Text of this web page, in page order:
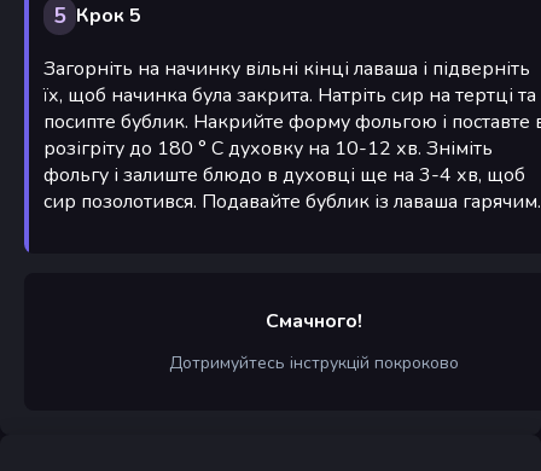
5 Крок 5
Загорніть на начинку вільні кінці лаваша і підверніть
їх, щоб начинка була закрита. Натріть сир на тертці та
посипте бублик. Накрийте форму фольгою і поставте
розігріту до 180 ° С духовку на 10-12 хв. Зніміть
фольгу і залиште блюдо в духовці ще на 3-4 хв, щоб
сир позолотився. Подавайте бублик із лаваша гарячим.
Смачного!
Дотримуйтесь інструкцій покроково